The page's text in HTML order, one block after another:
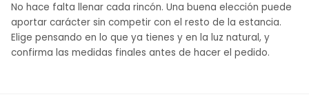
No hace falta llenar cada rincón. Una buena elección puede
aportar carácter sin competir con el resto de la estancia.
Elige pensando en lo que ya tienes y en la luz natural, y
confirma las medidas finales antes de hacer el pedido.